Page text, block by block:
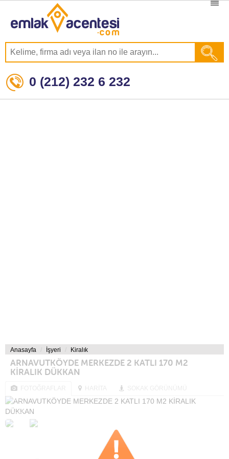
0 (212) 232 6 232
Anasayfa İşyeri Kiralık
ARNAVUTKÖYDE MERKEZDE 2 KATLI 170 M2
KİRALIK DÜKKAN